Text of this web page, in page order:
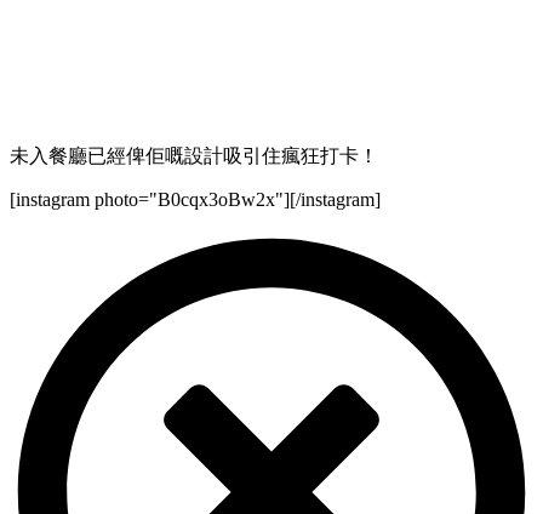
未入餐廳已經俾佢嘅設計吸引住瘋狂打卡！
[instagram photo="B0cqx3oBw2x"][/instagram]